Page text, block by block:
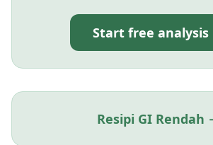
Start free
Resipi GI Rendah